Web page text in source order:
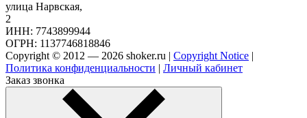
улица Нарвская,
2
ИНН: 7743899944
ОГРН: 1137746818846
Copyright © 2012 — 2026 shoker.ru | Copyright Notice |
Политика конфиденциальности | Личный кабинет
Заказ звонка